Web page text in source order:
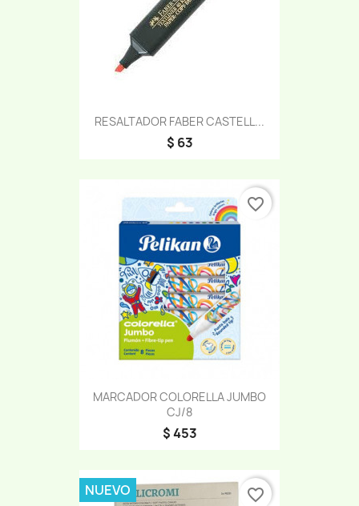
RESALTADOR FABER CASTELL...
$ 63
MARCADOR COLORELLA JUMBO
CJ/8
$ 453
favorite_border
NUEVO favorite_border